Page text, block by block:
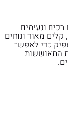
ונעימים
מאוד ונוחים
כדי לאפשר
התאוששות